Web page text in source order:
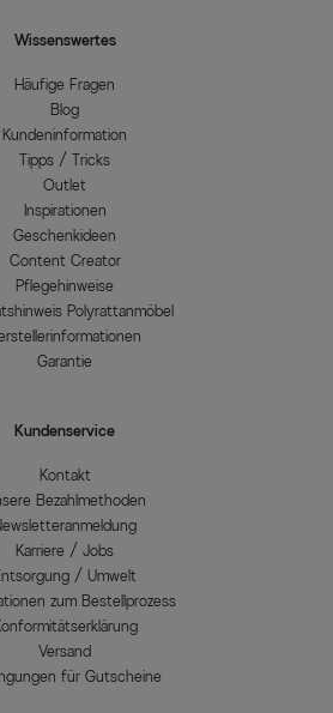
Wissenswertes
Häufige Fragen
Blog
Kundeninformation
Tipps / Tricks
Outlet
Inspirationen
Geschenkideen
Content Creator
Pflegehinweise
Polyrattanmöbel
Garantie
Kundenservice
Kontakt
Bezahlmethoden
Karriere / Jobs
/ Umwelt
zum Bestellprozess
Versand
für Gutscheine